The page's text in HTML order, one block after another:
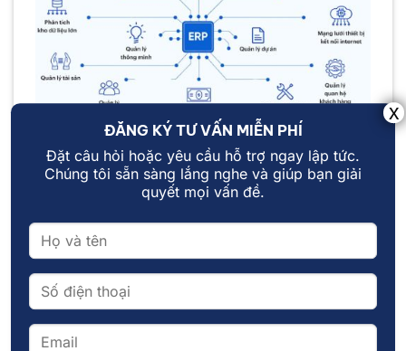
Phản ánh trung thực hoạt động kinh doanh của
Lợi ích khi doanh nghiệp chuyển đổi từ
kế toán truyền thống sang ERP
thông tin, giúp doanh nghiệp đưa ra quyết
ĐĂNG KÝ TƯ VẤN MIỄN PHÍ
Đặt câu hỏi hoặc yêu cầu hỗ trợ ngay lập tức.
Chúng tôi sẵn sàng lắng nghe và giúp bạn giải
quyết mọi vấn đề.